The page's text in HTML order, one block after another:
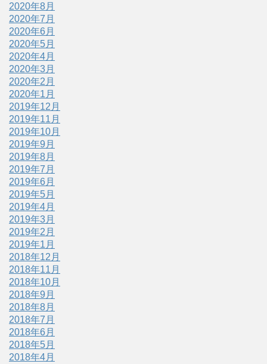
2020年8月
2020年7月
2020年6月
2020年5月
2020年4月
2020年3月
2020年2月
2020年1月
2019年12月
2019年11月
2019年10月
2019年9月
2019年8月
2019年7月
2019年6月
2019年5月
2019年4月
2019年3月
2019年2月
2019年1月
2018年12月
2018年11月
2018年10月
2018年9月
2018年8月
2018年7月
2018年6月
2018年5月
2018年4月